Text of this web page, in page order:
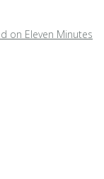
on Eleven Minutes